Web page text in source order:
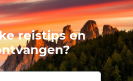
reistips en